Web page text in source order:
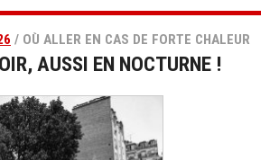
/ OÙ ALLER EN CAS DE FORTE CHALEUR
AUSSI EN NOCTURNE !